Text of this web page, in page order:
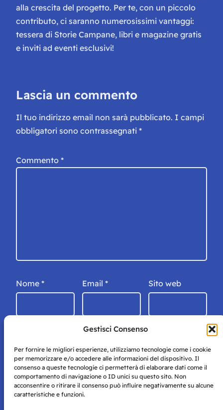
Gestisci Consenso
Per fornire le migliori esperienze, utilizziamo tecnologie come i cookie
per memorizzare e/o accedere alle informazioni del dispositivo. Il
consenso a queste tecnologie ci permetterà di elaborare dati come il
comportamento di navigazione o ID unici su questo sito. Non
acconsentire o ritirare il consenso può influire negativamente su alcune
caratteristiche e funzioni.
alla crescita del progetto. Per te, con un piccolo
contributo, ci saranno numerosissimi vantaggi:
tessera di Storie Campane, libri e magazine gratis
e inviti ad eventi esclusivi!
Lascia un commento
Il tuo indirizzo email non sarà pubblicato. I campi
obbligatori sono contrassegnati *
Commento *
Nome * Email * Sito web